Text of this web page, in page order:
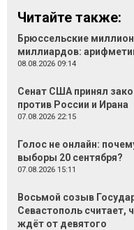
Читайте также:
Брюссельские
миллиардов:
08.08.2026 09:14
Сенат США принял
против России и Ирана
07.08.2026 22:15
Голос не онлайн:
выборы 20 сентября?
07.08.2026 15:11
Восьмой созыв
Севастополь считает,
ждёт от девятого